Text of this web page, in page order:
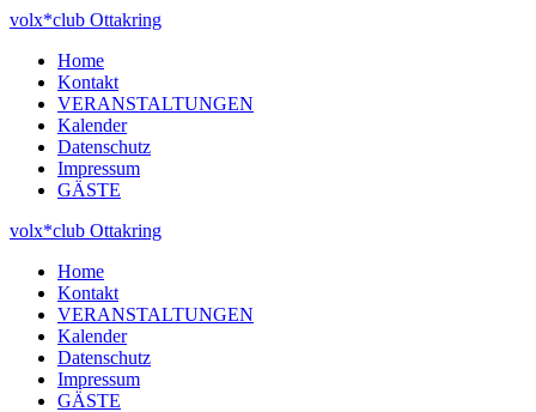
Zum
springen
volx*club Ottakring
Home
Kontakt
VERANSTALTUNGEN
Kalender
Datenschutz
Impressum
GÄSTE
volx*club Ottakring
Home
Kontakt
VERANSTALTUNGEN
Kalender
Datenschutz
Impressum
GÄSTE